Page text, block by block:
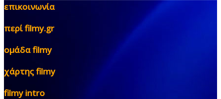
επικοινωνία
περί filmy.gr
ομάδα filmy
χάρτης filmy
filmy intro